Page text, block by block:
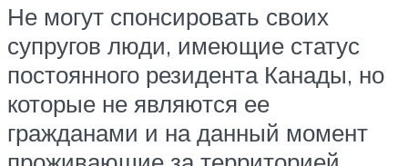
Не могут спонсировать своих
супругов люди, имеющие статус
постоянного резидента Канады, но
которые не являются ее
гражданами и на данный момент